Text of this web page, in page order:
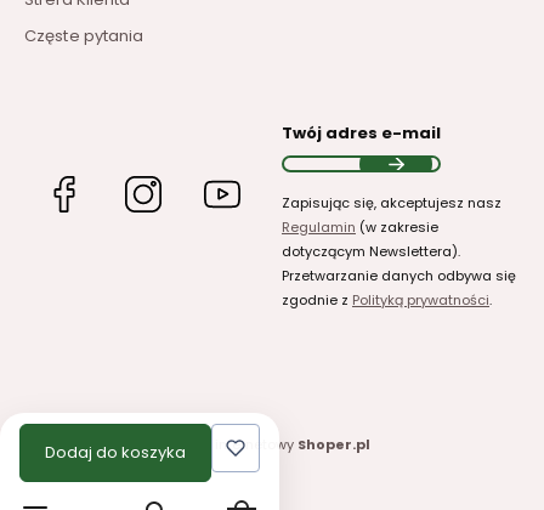
Częste pytania
(Otwiera(Otwiera
się
(Otwiera
nowej
karcie)
Twój adres e-mail
Zapisując się, akceptujesz nasz
Regulamin (w zakresie
dotyczącym Newslettera).
Przetwarzanie danych odbywa się
zgodnie z Polityką prywatności.
Sklep internetowy Shoper.pl
Dodaj do koszyka